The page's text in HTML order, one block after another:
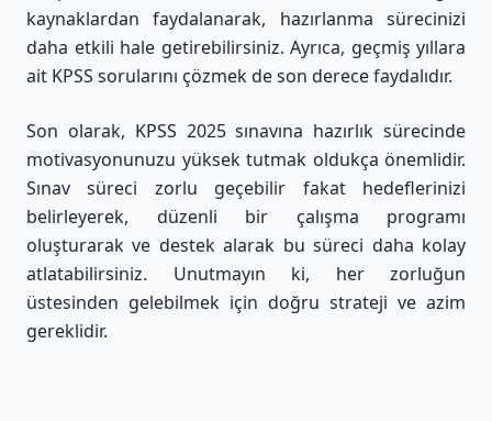
kaynaklardan faydalanarak, hazırlanma sürecinizi
daha etkili hale getirebilirsiniz. Ayrıca, geçmiş yıllara
ait KPSS sorularını çözmek de son derece faydalıdır.
Son olarak, KPSS 2025 sınavına hazırlık sürecinde
motivasyonunuzu yüksek tutmak oldukça önemlidir.
Sınav süreci zorlu geçebilir fakat hedeflerinizi
belirleyerek, düzenli bir çalışma programı
oluşturarak ve destek alarak bu süreci daha kolay
atlatabilirsiniz. Unutmayın ki, her zorluğun
üstesinden gelebilmek için doğru strateji ve azim
gereklidir.